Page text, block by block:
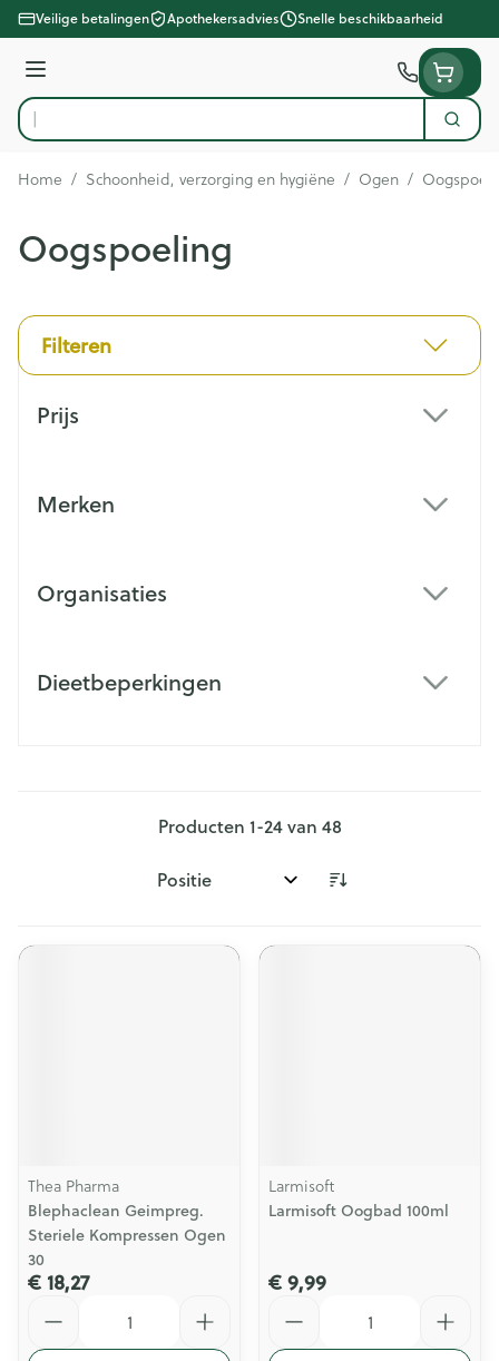
Ga naar de inhoud
Veilige betalingen Apothekersadvies Snelle beschikbaarheid
Menu
Product, merk, categorie... Zoek
Home / Schoonheid, verzorging en hygiëne / Ogen /
Oogspoeling
Filteren
Prijs
Merken
Organisaties
Dieetbeperkingen
Producten 1-24van 48
Sorteer op:
Thea Pharma
Blephaclean Geimpreg.
Steriele Kompressen Ogen
30
€ 18,27
Larmisoft
Larmisoft Oogbad 100ml
€ 9,99